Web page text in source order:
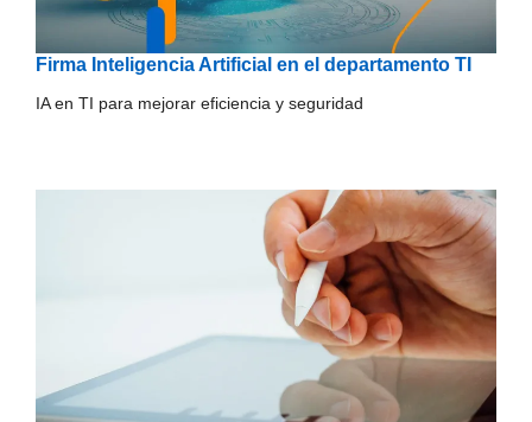
Firma Inteligencia Artificial en el departamento TI
IA en TI para mejorar eficiencia y seguridad